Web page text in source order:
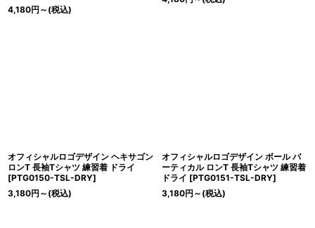
4,180円 ～ (税込)
オフィシャルロゴデザイン ヘキサゴン
ロンT 長袖Tシャツ 練習着 ドライ
[PTG0150-TSL-DRY]
3,180円 ～ (税込)
オフィシャルロゴデザイン ボール バ
ーティカル ロンT 長袖Tシャツ 練習着
ドライ [PTG0151-TSL-DRY]
3,180円 ～ (税込)